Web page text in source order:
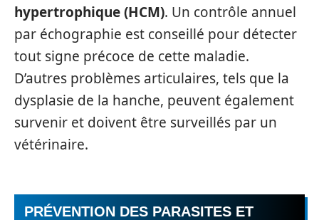
hypertrophique (HCM). Un contrôle annuel
par échographie est conseillé pour détecter
tout signe précoce de cette maladie.
D’autres problèmes articulaires, tels que la
dysplasie de la hanche, peuvent également
survenir et doivent être surveillés par un
vétérinaire.
PRÉVENTION DES PARASITES ET